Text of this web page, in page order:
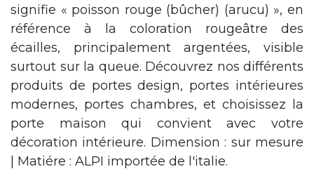
signifie « poisson rouge (bûcher) (arucu) », en
référence à la coloration rougeâtre des
écailles, principalement argentées, visible
surtout sur la queue. Découvrez nos différents
produits de portes design, portes intérieures
modernes, portes chambres, et choisissez la
porte maison qui convient avec votre
décoration intérieure. Dimension : sur mesure
| Matiére : ALPI importée de l'italie.